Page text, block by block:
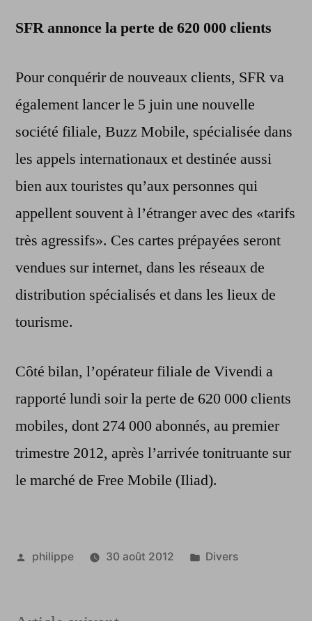
SFR annonce la perte de 620 000 clients
Pour conquérir de nouveaux clients, SFR va
également lancer le 5 juin une nouvelle
société filiale, Buzz Mobile, spécialisée dans
les appels internationaux et destinée aussi
bien aux touristes qu’aux personnes qui
appellent souvent à l’étranger avec des «tarifs
très agressifs». Ces cartes prépayées seront
vendues sur internet, dans les réseaux de
distribution spécialisés et dans les lieux de
tourisme.
Côté bilan, l’opérateur filiale de Vivendi a
rapporté lundi soir la perte de 620 000 clients
mobiles, dont 274 000 abonnés, au premier
trimestre 2012, après l’arrivée tonitruante sur
le marché de Free Mobile (Iliad).
Publié
philippe 30 août 2012
Publié
Divers